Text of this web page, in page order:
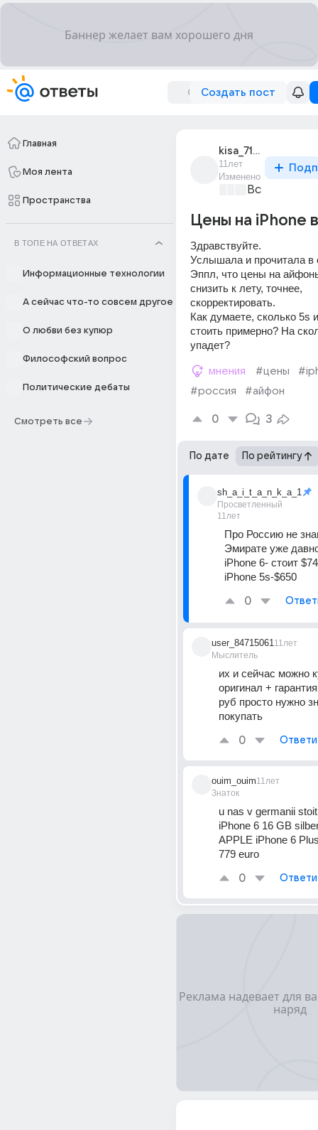
Создать пост
Главная
Моя лента
Пространства
В ТОПЕ НА ОТВЕТАХ
Информационные технологии
А сейчас что-то совсем другое
О любви без купюр
Философский вопрос
Политические дебаты
Смотреть все
kisa_7134
11лет
Изменено
Все про
Цены на iPhone
Здравствуйте.
Услышала и прочитала в
Эппл, что цены на
снизить к лету, точнее,
скорректировать.
Как думаете, сколько 5s
стоить примерно? На
упадет?
мнения #цены
#россия
#айфон
0 3
По дате По рейтингу
sh_a_i_t_a_n_k_a_1
Просветленный
11лет
Про Россию не
Эмирате уже
iPhone 6- стоит
iPhone 5s-$650
0
user_84715061
Мыслитель
11лет
их и сейчас можно
оригинал +
руб просто нужно
покупать
0
ouim_ouim
Знаток
11лет
u nas v germanii
iPhone 6 16 GB
APPLE iPhone 6
779 euro
0